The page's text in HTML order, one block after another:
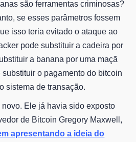
são ferramentas criminosas?
se esses parâmetros fossem
isso teria evitado o ataque ao
pode substituir a cadeira por
a banana por uma maçã
o pagamento do bitcoin
sistema de transação.
Ele já havia sido exposto
de Bitcoin Gregory Maxwell,
apresentando a ideia do